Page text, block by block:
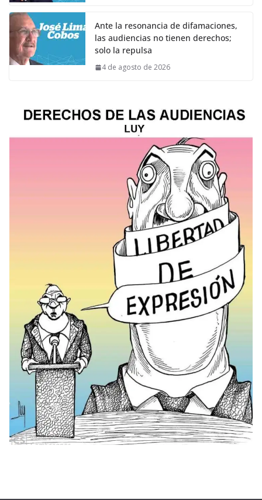
Ante la resonancia de difamaciones,
las audiencias no tienen derechos;
solo la repulsa
4 de agosto de 2026